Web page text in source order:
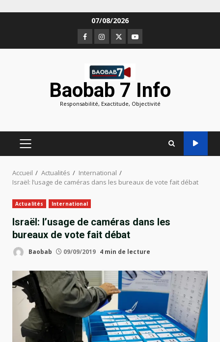
07/08/2026
Facebook
Instagram
TwitterYoutube
Baobab 7 Info
Responsabilité, Exactitude, Objectivité
MENU
PRINCIPAL
Accueil Actualités
International
Israël: l’usage de caméras dans les bureaux de vote fait débat
Actualités International
Israël: l’usage de caméras dans les
bureaux de vote fait débat
Baobab 09/09/2019 4 min de lecture